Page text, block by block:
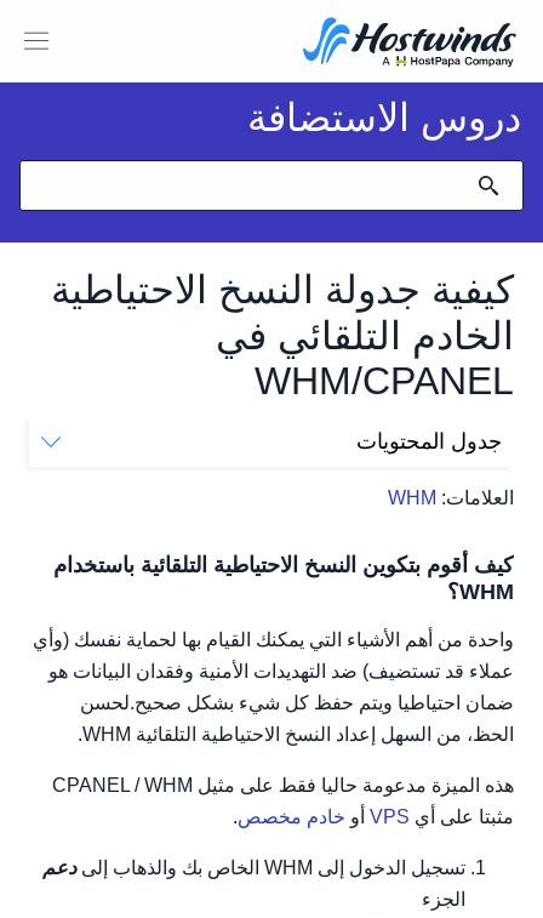
دروس الاستضافة
كيفية جدولة النسخ الاحتياطية
الخادم التلقائي في
WHM/CPANEL
العلامات: WHM
جدول المحتويات
WHM؟
كيف أقوم بتكوين النسخ الاحتياطية التلقائية باستخدام
WHM؟
واحدة من أهم الأشياء التي يمكنك القيام بها لحماية نفسك (وأي
عملاء قد تستضيف) ضد التهديدات الأمنية وفقدان البيانات هو
ضمان احتياطيا ويتم حفظ كل شيء بشكل صحيح.لحسن
الحظ، من السهل إعداد النسخ الاحتياطية التلقائية WHM.
هذه الميزة مدعومة حاليا فقط على مثيل CPANEL / WHM
مثبتا على أي VPS أو خادم مخصص.
تسجيل الدخول إلى WHM الخاص بك والذهاب إلى
دعم
الجزء